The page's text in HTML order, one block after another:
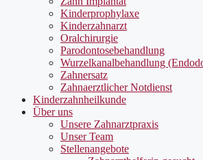
Kinderprophylaxe
Kinderzahnarzt
Oralchirurgie
Parodontosebehandlung
Wurzelkanalbehandlung
Zahnersatz
Zahnaerztlicher Notdienst
Kinderzahnheilkunde
Über uns
Unsere Zahnarztpraxis
Unser Team
Stellenangebote